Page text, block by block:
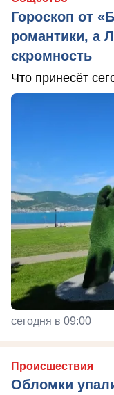
Гороскоп от
романтики, а
скромность
Что принесёт
сегодня в 09:00
Происшествия
Обломки